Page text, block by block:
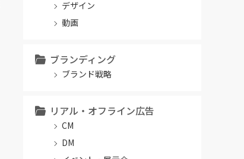
デザイン
動画
ブランディング
ブランド戦略
リアル・オフライン広告
CM
DM